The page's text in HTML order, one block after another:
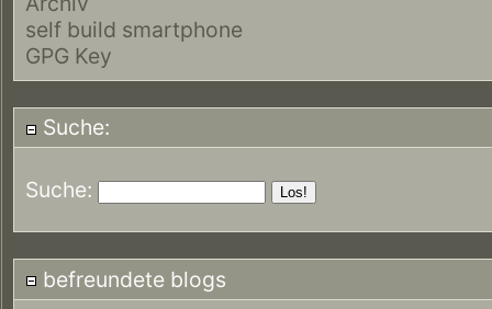
self build smartphone
GPG Key
Suche:
Suche:
befreundete blogs